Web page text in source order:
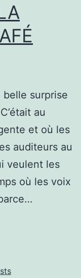
belle surprise
au
et où les
auditeurs au
veulent les
où les voix